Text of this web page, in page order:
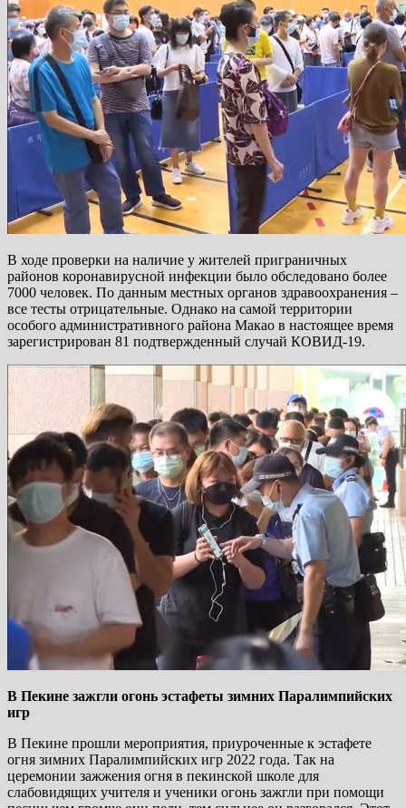
В ходе проверки на наличие у жителей приграничных
районов коронавирусной инфекции было обследовано более
7000 человек. По данным местных органов здравоохранения –
все тесты отрицательные. Однако на самой территории
особого административного района Макао в настоящее время
зарегистрирован 81 подтвержденный случай КОВИД-19.
В Пекине зажгли огонь эстафеты зимних Паралимпийских
игр
В Пекине прошли мероприятия, приуроченные к эстафете
огня зимних Паралимпийских игр 2022 года. Так на
церемонии зажжения огня в пекинской школе для
слабовидящих учителя и ученики огонь зажгли при помощи